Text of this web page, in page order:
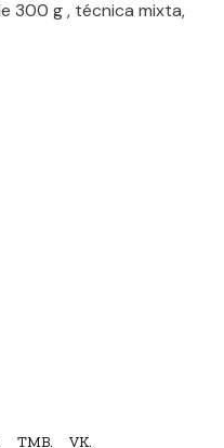
300 g , técnica mixta,
TMB. VK.